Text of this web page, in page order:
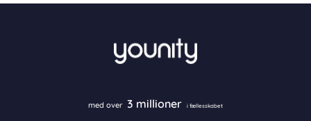
med over 3 millioner i fællesskabet